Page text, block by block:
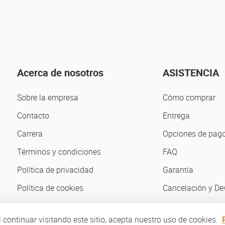
Acerca de nosotros
Sobre la empresa
Contacto
Carrera
Términos y condiciones
Política de privacidad
Política de cookies
ASISTENCIA
Cómo comprar
Entrega
Opciones de
FAQ
Garantía
Cancelación y
visitando este sitio, acepta nuestro uso de cookies.